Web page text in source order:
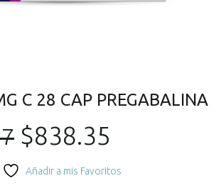
C 28 CAP PREGABALINA
El
precio
$838.35
precio
Añadir a mis Favoritos